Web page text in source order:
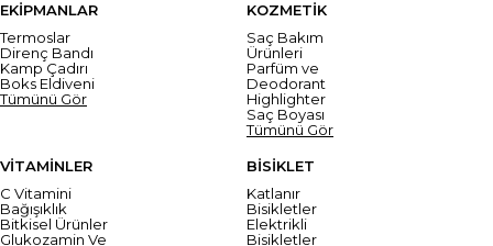
EKİPMANLAR
Termoslar
Direnç Bandı
Kamp Çadırı
Boks Eldiveni
Tümünü Gör
KOZMETİK
Saç Bakım
Ürünleri
Parfüm ve
Deodorant
Highlighter
Saç Boyası
Tümünü Gör
VİTAMİNLER
C Vitamini
Bağışıklık
Bitkisel Ürünler
Glukozamin Ve
BİSİKLET
Katlanır
Bisikletler
Elektrikli
Bisikletler